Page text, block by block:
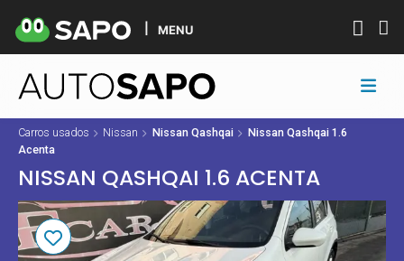
MENU
Carros usados Nissan Nissan Qashqai
Nissan Qashqai 1.6
Acenta
NISSAN QASHQAI 1.6 ACENTA